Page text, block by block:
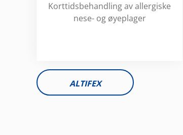
Korttidsbehandling av allergiske
nese- og øyeplager
ALTIFEX